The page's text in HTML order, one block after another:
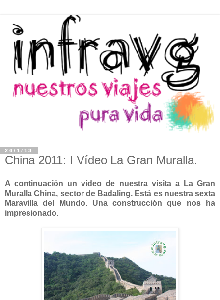
26/1/13
China 2011: I Vídeo La Gran Muralla.
A continuación un vídeo de nuestra visita a La Gran
Muralla China, sector de Badaling. Está es nuestra sexta
Maravilla del Mundo. Una construcción que nos ha
impresionado.